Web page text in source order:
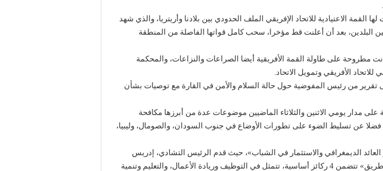
القمة الاعتيادية للاتحاد الإفريقي الملف الحدودي بين بلادنا وأريتريا، والذي شهد
البلدين، بعد أن أعلنت قط مؤخرا، سحب كامل قواتها الفاصلة من المنطقة
مطروحة على طاولة القمة الأفريقية أيضا الصراعات والنزاعات، والمحكمة
للاتحاد الأفريقي وتمويل الاتحاد.
من رئيس المفوضية حول حالة السلام والأمن في القارة مع توصيات بشأن
على مدار يومي الاثنين والثلاثاء الماضيين موضوعات عدة من أبرزها مكافحة
فضلا عن تسليط الضوء على تطورات الأوضاع في جنوب السودان، والصومال، وليبيا،
الديمغرافي والاستثمار في الشباب»، حيث قدم الرئيس التشادي، إدريس
ديبي، تقريراً مفصلًا حول «خارطة طريق» تتضمن 4 ركائز أساسية، تتمثل في التوظيف وريادة الأعمال، والتعليم وتنمية